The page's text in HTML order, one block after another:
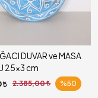
DUVAR ve MASA
25x3 cm
2.385,00 %50